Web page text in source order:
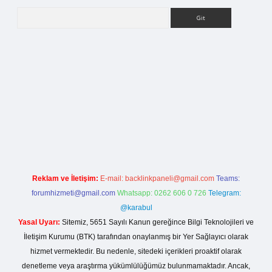
Reklam ve İletişim: E-mail: backlinkpaneli@gmail.com Teams:
forumhizmeti@gmail.com Whatsapp: 0262 606 0 726 Telegram:
@karabul
Yasal Uyarı: Sitemiz, 5651 Sayılı Kanun gereğince Bilgi Teknolojileri ve
İletişim Kurumu (BTK) tarafından onaylanmış bir Yer Sağlayıcı olarak
hizmet vermektedir. Bu nedenle, sitedeki içerikleri proaktif olarak
denetleme veya araştırma yükümlülüğümüz bulunmamaktadır. Ancak,